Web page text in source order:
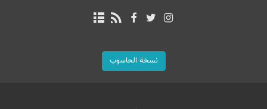
نسخة الحاسوب